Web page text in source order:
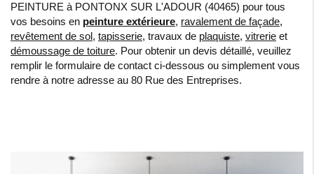
PEINTURE à PONTONX SUR L'ADOUR (40465) pour tous
vos besoins en peinture extérieure, ravalement de façade,
revêtement de sol, tapisserie, travaux de plaquiste, vitrerie et
démoussage de toiture. Pour obtenir un devis détaillé, veuillez
remplir le formulaire de contact ci-dessous ou simplement vous
rendre à notre adresse au 80 Rue des Entreprises.